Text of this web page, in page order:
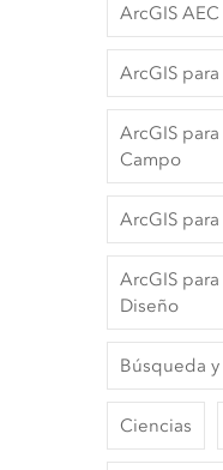
ArcGIS
ArcGIS
ArcGIS
Campo
ArcGIS
ArcGIS
Diseño
Búsqueda
Ciencias